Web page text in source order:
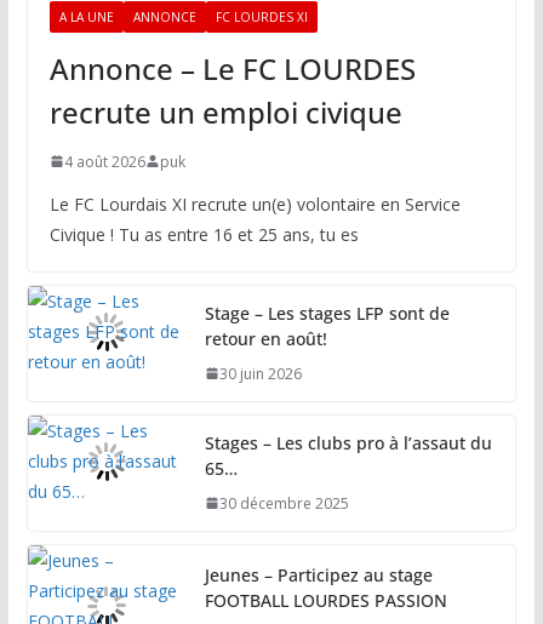
A LA UNE ANNONCE FC LOURDES XI
Annonce – Le FC LOURDES
recrute un emploi civique
4 août 2026 puk
Le FC Lourdais XI recrute un(e) volontaire en Service
Civique ! Tu as entre 16 et 25 ans, tu es
Stage – Les stages LFP sont de
retour en août!
30 juin 2026
Stages – Les clubs pro à l’assaut du
65…
30 décembre 2025
Jeunes – Participez au stage
FOOTBALL LOURDES PASSION